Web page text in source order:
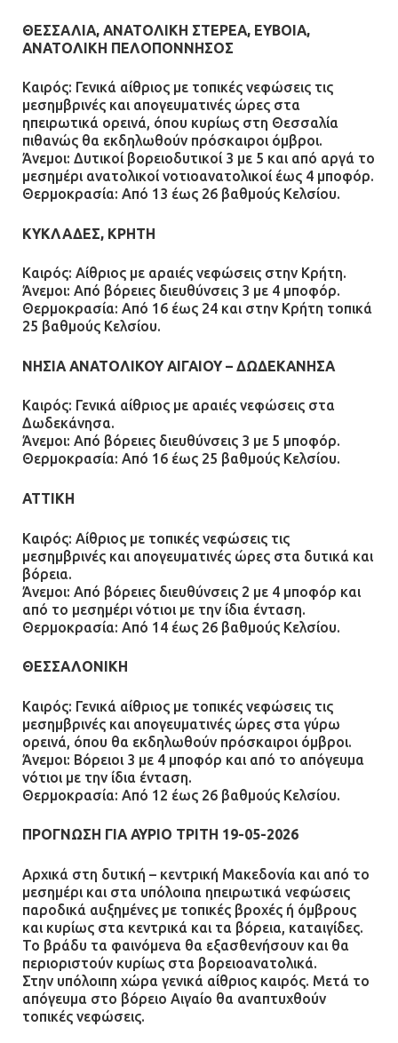
ΘΕΣΣΑΛΙΑ, ΑΝΑΤΟΛΙΚΗ ΣΤΕΡΕΑ, ΕΥΒΟΙΑ,
ΑΝΑΤΟΛΙΚΗ ΠΕΛΟΠΟΝΝΗΣΟΣ
Καιρός: Γενικά αίθριος με τοπικές νεφώσεις τις
μεσημβρινές και απογευματινές ώρες στα
ηπειρωτικά ορεινά, όπου κυρίως στη Θεσσαλία
πιθανώς θα εκδηλωθούν πρόσκαιροι όμβροι.
Άνεμοι: Δυτικοί βορειοδυτικοί 3 με 5 και από αργά το
μεσημέρι ανατολικοί νοτιοανατολικοί έως 4 μποφόρ.
Θερμοκρασία: Από 13 έως 26 βαθμούς Κελσίου.
ΚΥΚΛΑΔΕΣ, ΚΡΗΤΗ
Καιρός: Αίθριος με αραιές νεφώσεις στην Κρήτη.
Άνεμοι: Από βόρειες διευθύνσεις 3 με 4 μποφόρ.
Θερμοκρασία: Από 16 έως 24 και στην Κρήτη τοπικά
25 βαθμούς Κελσίου.
ΝΗΣΙΑ ΑΝΑΤΟΛΙΚΟΥ ΑΙΓΑΙΟΥ – ΔΩΔΕΚΑΝΗΣΑ
Καιρός: Γενικά αίθριος με αραιές νεφώσεις στα
Δωδεκάνησα.
Άνεμοι: Από βόρειες διευθύνσεις 3 με 5 μποφόρ.
Θερμοκρασία: Από 16 έως 25 βαθμούς Κελσίου.
ΑΤΤΙΚΗ
Καιρός: Αίθριος με τοπικές νεφώσεις τις
μεσημβρινές και απογευματινές ώρες στα δυτικά και
βόρεια.
Άνεμοι: Από βόρειες διευθύνσεις 2 με 4 μποφόρ και
από το μεσημέρι νότιοι με την ίδια ένταση.
Θερμοκρασία: Από 14 έως 26 βαθμούς Κελσίου.
ΘΕΣΣΑΛΟΝΙΚΗ
Καιρός: Γενικά αίθριος με τοπικές νεφώσεις τις
μεσημβρινές και απογευματινές ώρες στα γύρω
ορεινά, όπου θα εκδηλωθούν πρόσκαιροι όμβροι.
Άνεμοι: Βόρειοι 3 με 4 μποφόρ και από το απόγευμα
νότιοι με την ίδια ένταση.
Θερμοκρασία: Από 12 έως 26 βαθμούς Κελσίου.
ΠΡΟΓΝΩΣΗ ΓΙΑ ΑΥΡΙΟ ΤΡΙΤΗ 19-05-2026
Αρχικά στη δυτική – κεντρική Μακεδονία και από το
μεσημέρι και στα υπόλοιπα ηπειρωτικά νεφώσεις
παροδικά αυξημένες με τοπικές βροχές ή όμβρους
και κυρίως στα κεντρικά και τα βόρεια, καταιγίδες.
Το βράδυ τα φαινόμενα θα εξασθενήσουν και θα
περιοριστούν κυρίως στα βορειοανατολικά.
Στην υπόλοιπη χώρα γενικά αίθριος καιρός. Μετά το
απόγευμα στο βόρειο Αιγαίο θα αναπτυχθούν
τοπικές νεφώσεις.